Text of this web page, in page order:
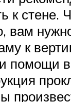
к стене.
вам
к
помощи